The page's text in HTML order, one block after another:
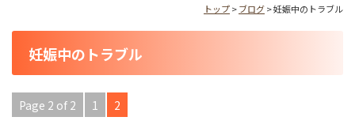
トップ>ブログ> 妊娠中のトラブル
妊娠中のトラブル
Page 2 of 2 1 2